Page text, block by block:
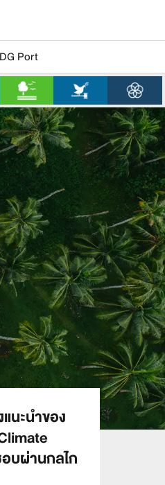
Port
นะนำของ
บผ่านกลไก